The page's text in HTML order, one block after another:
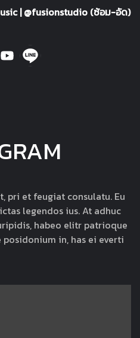
|@fusionstudio (ซ้อม-อัด)
pri et feugiat consulatu. Eu
legendos ius. At adhuc
habeo elitr patrioque
in, has ei everti